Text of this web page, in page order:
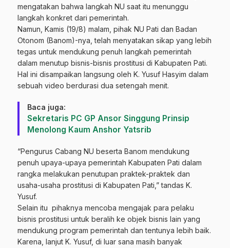
mengatakan bahwa langkah NU saat itu menunggu
langkah konkret dari pemerintah.
Namun, Kamis (19/8) malam, pihak NU Pati dan Badan
Otonom (Banom)-nya, telah menyatakan sikap yang lebih
tegas untuk mendukung penuh langkah pemerintah
dalam menutup bisnis-bisnis prostitusi di Kabupaten Pati.
Hal ini disampaikan langsung oleh K. Yusuf Hasyim dalam
sebuah video berdurasi dua setengah menit.
Baca juga:
Sekretaris PC GP Ansor Singgung Prinsip
Menolong Kaum Anshor Yatsrib
“Pengurus Cabang NU beserta Banom mendukung
penuh upaya-upaya pemerintah Kabupaten Pati dalam
rangka melakukan penutupan praktek-praktek dan
usaha-usaha prostitusi di Kabupaten Pati,” tandas K.
Yusuf.
Selain itu pihaknya mencoba mengajak para pelaku
bisnis prostitusi untuk beralih ke objek bisnis lain yang
mendukung program pemerintah dan tentunya lebih baik.
Karena, lanjut K. Yusuf, di luar sana masih banyak